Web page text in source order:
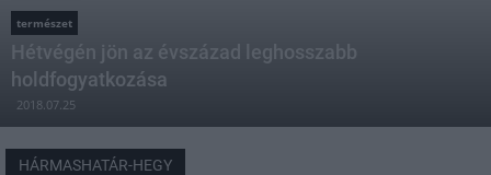
természet
Hétvégén jön az évszázad leghosszabb
holdfogyatkozása
2018.07.25
HÁRMASHATÁR-HEGY